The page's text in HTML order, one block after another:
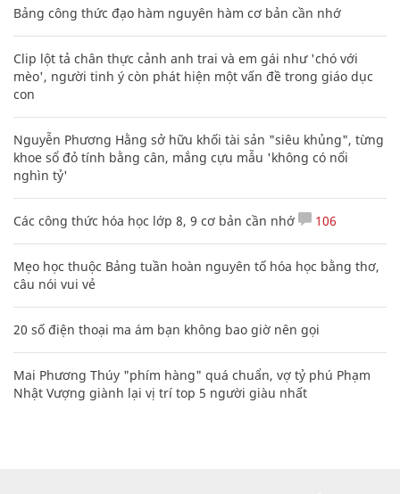
Bảng công thức đạo hàm nguyên hàm cơ bản cần nhớ
Clip lột tả chân thực cảnh anh trai và em gái như 'chó với
mèo', người tinh ý còn phát hiện một vấn đề trong giáo dục
con
Nguyễn Phương Hằng sở hữu khối tài sản "siêu khủng", từng
khoe sổ đỏ tính bằng cân, mắng cựu mẫu 'không có nổi
nghìn tỷ'
Các công thức hóa học lớp 8, 9 cơ bản cần nhớ 106
Mẹo học thuộc Bảng tuần hoàn nguyên tố hóa học bằng thơ,
câu nói vui vẻ
20 số điện thoại ma ám bạn không bao giờ nên gọi
Mai Phương Thúy "phím hàng" quá chuẩn, vợ tỷ phú Phạm
Nhật Vượng giành lại vị trí top 5 người giàu nhất